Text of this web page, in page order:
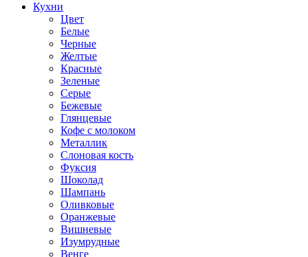
Кухни
Цвет
Белые
Черные
Желтые
Красные
Зеленые
Серые
Бежевые
Глянцевые
Кофе с молоком
Металлик
Слоновая кость
Фуксия
Шоколад
Шампань
Оливковые
Оранжевые
Вишневые
Изумрудные
Венге